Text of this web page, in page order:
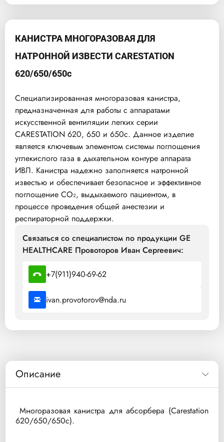
КАНИСТРА МНОГОРАЗОВАЯ ДЛЯ
НАТРОННОЙ ИЗВЕСТИ CARESTATION
620/650/650c
Специализированная многоразовая канистра,
предназначенная для работы с аппаратами
искусственной вентиляции легких серии
CARESTATION 620, 650 и 650c. Данное изделие
является ключевым элементом системы поглощения
углекислого газа в дыхательном контуре аппарата
ИВЛ. Канистра надежно заполняется натронной
известью и обеспечивает безопасное и эффективное
поглощение CO₂, выдыхаемого пациентом, в
процессе проведения общей анестезии и
респираторной поддержки.
Связаться со специалистом по продукции GE
HEALTHCARE Провоторов Иван Сергеевич:
+7(911)940-69-62
ivan.provotorov@nda.ru
Описание
Многоразовая канистра для абсорбера (Carestation
620/650/650c).